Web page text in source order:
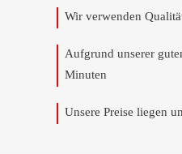
Wir verwenden
Aufgrund unserer
Minuten
Unsere Preise liegen